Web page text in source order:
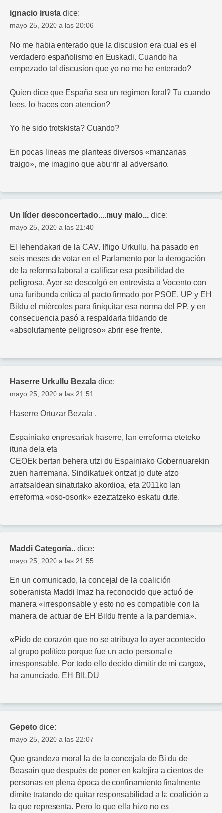
ignacio irusta dice:
mayo 25, 2020 a las 20:06
No me habia enterado que la discusion era cual es el
verdadero españolismo en Euskadi. Cuando ha
empezado tal discusion que yo no me he enterado?
Quien dice que España sea un regimen foral? Tu cuando
lees, lo haces con atencion?
Yo he sido trotskista? Cuando?
En pocas lineas me planteas diversos «manzanas
traigo», me imagino que aburrir al adversario.
Un líder desconcertado....muy malo... dice:
mayo 25, 2020 a las 21:40
El lehendakari de la CAV, Iñigo Urkullu, ha pasado en
seis meses de votar en el Parlamento por la derogación
de la reforma laboral a calificar esa posibilidad de
peligrosa. Ayer se descolgó en entrevista a Vocento con
una furibunda crítica al pacto firmado por PSOE, UP y EH
Bildu el miércoles para finiquitar esa norma del PP, y en
consecuencia pasó a respaldarla tildando de
«absolutamente peligroso» abrir ese frente.
Haserre Urkullu Bezala dice:
mayo 25, 2020 a las 21:51
Haserre Ortuzar Bezala .
Espainiako enpresariak haserre, lan erreforma eteteko
ituna dela eta
CEOEk bertan behera utzi du Espainiako Gobernuarekin
zuen harremana. Sindikatuek ontzat jo dute atzo
arratsaldean sinatutako akordioa, eta 2011ko lan
erreforma «oso-osorik» ezeztatzeko eskatu dute.
Maddi Categoría.. dice:
mayo 25, 2020 a las 21:55
En un comunicado, la concejal de la coalición
soberanista Maddi Imaz ha reconocido que actuó de
manera «irresponsable y esto no es compatible con la
manera de actuar de EH Bildu frente a la pandemia».
«Pido de corazón que no se atribuya lo ayer acontecido
al grupo político porque fue un acto personal e
irresponsable. Por todo ello decido dimitir de mi cargo»,
ha anunciado. EH BILDU
Gepeto dice:
mayo 25, 2020 a las 22:07
Que grandeza moral la de la concejala de Bildu de
Beasain que después de poner en kalejira a cientos de
personas en plena época de confinamiento finalmente
dimite tratando de quitar responsabilidad a la coalición a
la que representa. Pero lo que ella hizo no es